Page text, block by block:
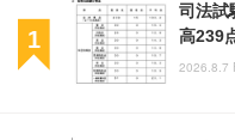
司法試
高239
2026.8.7